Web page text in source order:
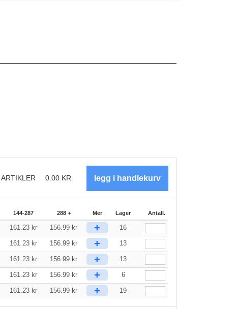
ARTIKLER 0.00 KR
144-287 288 + Mer Lager Antall.
161.23 kr 156.99 kr + 16
161.23 kr 156.99 kr + 13
161.23 kr 156.99 kr + 13
161.23 kr 156.99 kr + 6
161.23 kr 156.99 kr + 19